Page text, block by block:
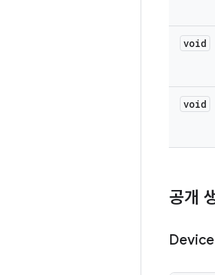
void
void
공개
Device